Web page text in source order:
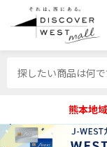
熊本地